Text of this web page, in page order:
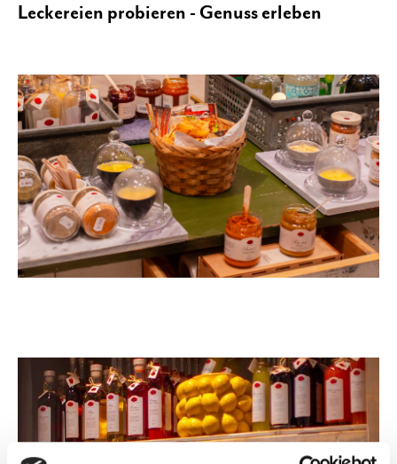
Leckereien probieren - Genuss erleben